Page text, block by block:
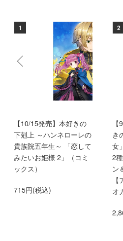
1
【10/15発売】本好きの
下剋上 ～ハンネローレの
貴族院五年生～ 「恋して
みたいお姫様 2」（コミ
ックス）
715円(税込)
2
き
女
2
ン
オ